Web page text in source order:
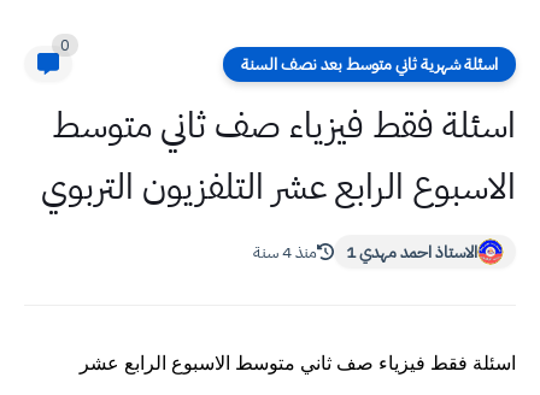
اسئلة شهرية ثاني متوسط بعد نصف السنة
0
اسئلة فقط فيزياء صف ثاني متوسط
الاسبوع الرابع عشر التلفزيون التربوي
الاستاذ احمد مهدي 1 منذ 4 سنة
اسئلة فقط فيزياء صف ثاني متوسط الاسبوع الرابع عشر